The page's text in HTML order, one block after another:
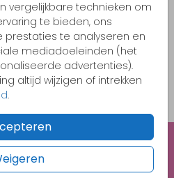
vergelijkbare technieken om
te bieden, ons
prestaties te analyseren en
mediadoeleinden (het
advertenties).
altijd wijzigen of intrekken
.
proefdruk vanaf €1,-
x 11
illustraties